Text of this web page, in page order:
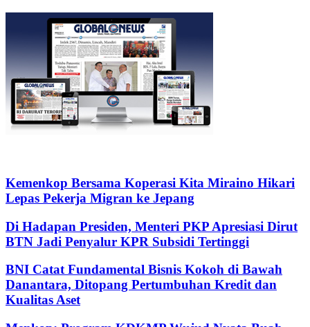
Kemenkop Bersama Koperasi Kita Miraino Hikari
Lepas Pekerja Migran ke Jepang
Di Hadapan Presiden, Menteri PKP Apresiasi Dirut
BTN Jadi Penyalur KPR Subsidi Tertinggi
BNI Catat Fundamental Bisnis Kokoh di Bawah
Danantara, Ditopang Pertumbuhan Kredit dan
Kualitas Aset